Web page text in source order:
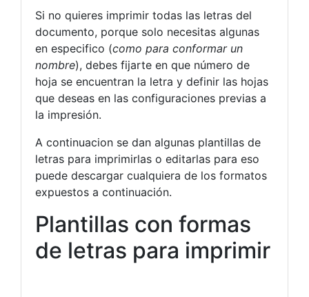
Si no quieres imprimir todas las letras del
documento, porque solo necesitas algunas
en especifico (como para conformar un
nombre), debes fijarte en que número de
hoja se encuentran la letra y definir las hojas
que deseas en las configuraciones previas a
la impresión.
A continuacion se dan algunas plantillas de
letras para imprimirlas o editarlas para eso
puede descargar cualquiera de los formatos
expuestos a continuación.
Plantillas con formas
de letras para imprimir